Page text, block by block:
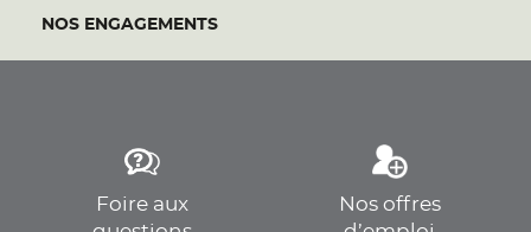
NOS ENGAGEMENTS
Foire aux
Nos offres